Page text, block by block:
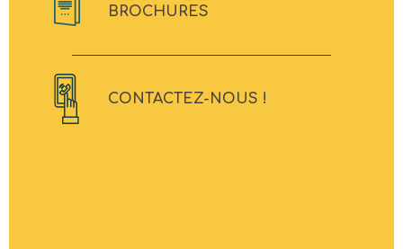
BROCHURES
CONTACTEZ-NOUS !